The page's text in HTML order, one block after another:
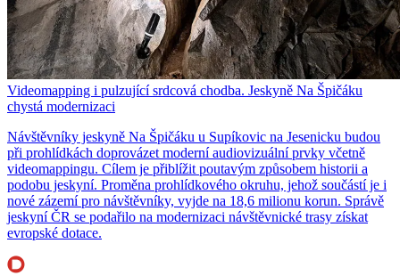
Videomapping i pulzující srdcová chodba. Jeskyně Na Špičáku
chystá modernizaci
Návštěvníky jeskyně Na Špičáku u Supíkovic na Jesenicku budou
při prohlídkách doprovázet moderní audiovizuální prvky včetně
videomappingu. Cílem je přiblížit poutavým způsobem historii a
podobu jeskyní. Proměna prohlídkového okruhu, jehož součástí je i
nové zázemí pro návštěvníky, vyjde na 18,6 milionu korun. Správě
jeskyní ČR se podařilo na modernizaci návštěvnické trasy získat
evropské dotace.